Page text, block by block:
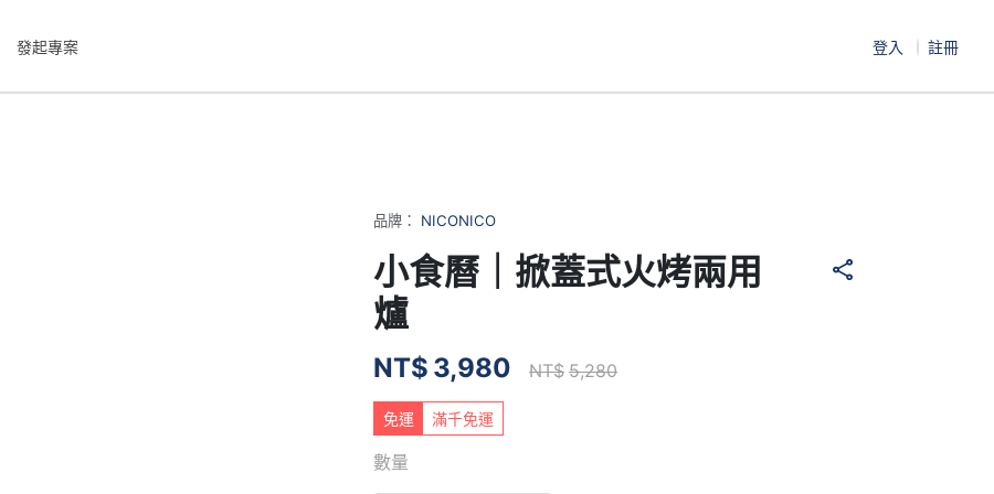
發起專案 登入 註冊
品牌： NICONICO
小食曆｜掀蓋式火烤兩用
爐
NT$ 3,980 NT$ 5,280
免運 滿千免運
數量